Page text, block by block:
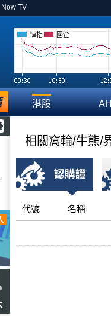
Now TV
恒指 國企
港股
相關窩輪/牛熊/
代號 名稱